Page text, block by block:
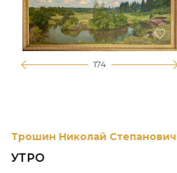
174
Трошин Николай Степанович
УТРО